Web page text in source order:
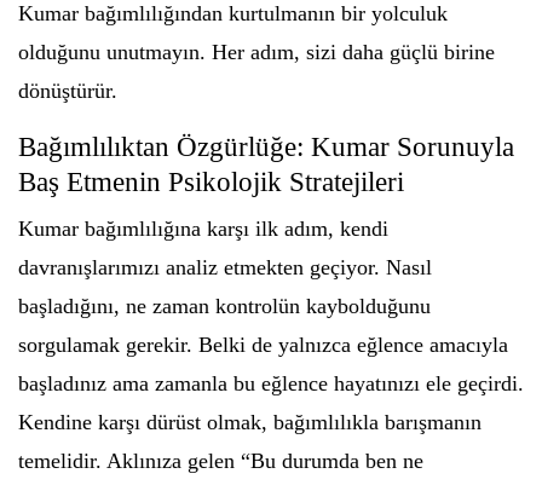
Kumar bağımlılığından kurtulmanın bir yolculuk
olduğunu unutmayın. Her adım, sizi daha güçlü birine
dönüştürür.
Bağımlılıktan Özgürlüğe: Kumar Sorunuyla
Baş Etmenin Psikolojik Stratejileri
Kumar bağımlılığına karşı ilk adım, kendi
davranışlarımızı analiz etmekten geçiyor. Nasıl
başladığını, ne zaman kontrolün kaybolduğunu
sorgulamak gerekir. Belki de yalnızca eğlence amacıyla
başladınız ama zamanla bu eğlence hayatınızı ele geçirdi.
Kendine karşı dürüst olmak, bağımlılıkla barışmanın
temelidir. Aklınıza gelen “Bu durumda ben ne